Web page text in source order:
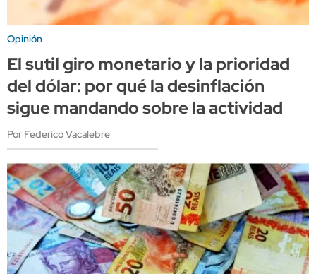
Opinión
El sutil giro monetario y la prioridad
del dólar: por qué la desinflación
sigue mandando sobre la actividad
Por Federico Vacalebre